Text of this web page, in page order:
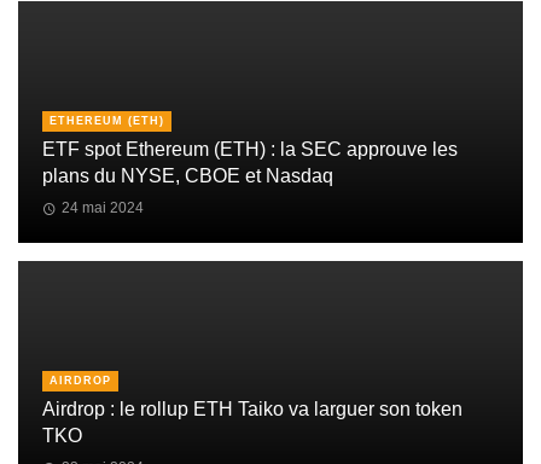
ETHEREUM (ETH)
ETF spot Ethereum (ETH) : la SEC approuve les
plans du NYSE, CBOE et Nasdaq
24 mai 2024
AIRDROP
Airdrop : le rollup ETH Taiko va larguer son token
TKO